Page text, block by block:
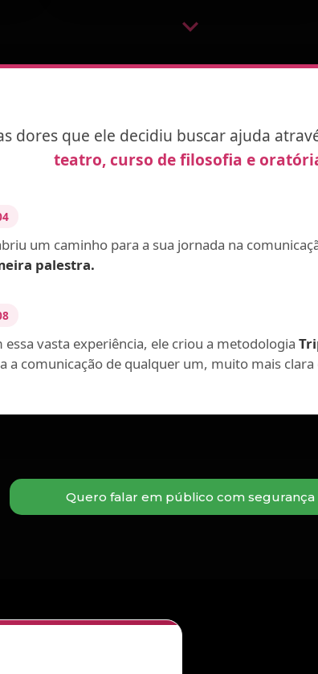
dores que ele decidiu buscar ajuda
teatro, curso de filosofia e
um caminho para a sua jornada na
palestra.
essa vasta experiência, ele criou a metodologia
a comunicação de qualquer um, muito mais clara
Quero falar em público com segurança